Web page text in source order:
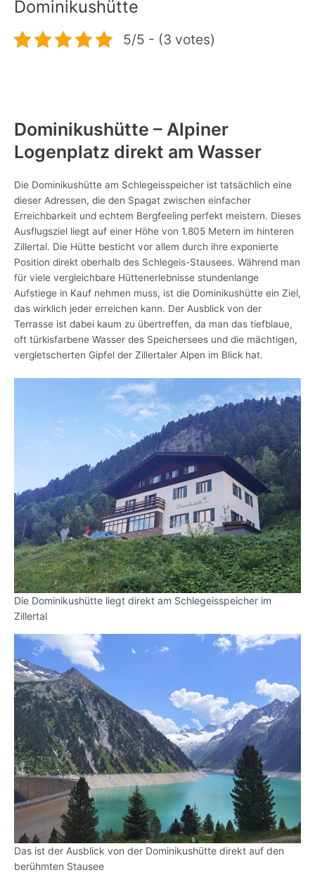
Dominikushütte
5/5 - (3 votes)
Dominikushütte – Alpiner
Logenplatz direkt am Wasser
Die Dominikushütte am Schlegeisspeicher ist tatsächlich eine
dieser Adressen, die den Spagat zwischen einfacher
Erreichbarkeit und echtem Bergfeeling perfekt meistern. Dieses
Ausflugsziel liegt auf einer Höhe von 1.805 Metern im hinteren
Zillertal. Die Hütte besticht vor allem durch ihre exponierte
Position direkt oberhalb des Schlegeis-Stausees. Während man
für viele vergleichbare Hüttenerlebnisse stundenlange
Aufstiege in Kauf nehmen muss, ist die Dominikushütte ein Ziel,
das wirklich jeder erreichen kann. Der Ausblick von der
Terrasse ist dabei kaum zu übertreffen, da man das tiefblaue,
oft türkisfarbene Wasser des Speichersees und die mächtigen,
vergletscherten Gipfel der Zillertaler Alpen im Blick hat.
Die Dominikushütte liegt direkt am Schlegeisspeicher im
Zillertal
Das ist der Ausblick von der Dominikushütte direkt auf den
berühmten Stausee